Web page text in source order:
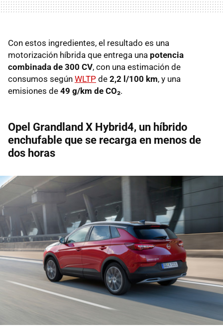
Con estos ingredientes, el resultado es una
motorización híbrida que entrega una potencia
combinada de 300 CV, con una estimación de
consumos según WLTP de 2,2 l/100 km, y una
emisiones de 49 g/km de CO₂.
Opel Grandland X Hybrid4, un híbrido
enchufable que se recarga en menos de
dos horas